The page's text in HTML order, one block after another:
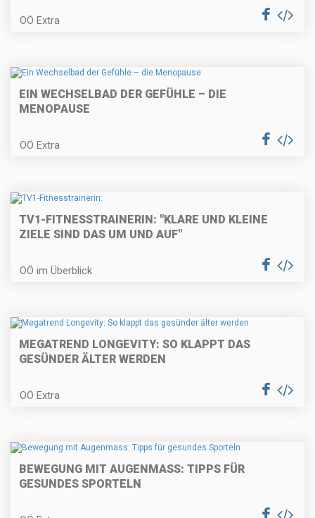
OÖ Extra
EIN WECHSELBAD DER GEFÜHLE – DIE
MENOPAUSE
OÖ Extra
TV1-FITNESSTRAINERIN: "KLARE UND KLEINE
ZIELE SIND DAS UM UND AUF"
OÖ im Überblick
MEGATREND LONGEVITY: SO KLAPPT DAS
GESÜNDER ÄLTER WERDEN
OÖ Extra
BEWEGUNG MIT AUGENMASS: TIPPS FÜR
GESUNDES SPORTELN